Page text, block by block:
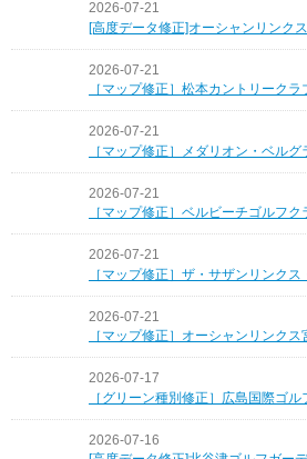
2026-07-21
[高度データ修正]オーシャンリンク
2026-07-21
［マップ修正］松本カントリークラ
2026-07-21
［マップ修正］メダリオン・ベルグ
2026-07-21
［マップ修正］ベルビーチゴルフク
2026-07-21
［マップ修正］ザ・サザンリンク
2026-07-21
［マップ修正］オーシャンリンクス
2026-07-17
［グリーン種別修正］広島国際ゴル
2026-07-16